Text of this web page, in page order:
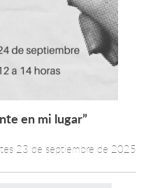
Leer más +
en mi lugar”
23 de septiembre de 2025